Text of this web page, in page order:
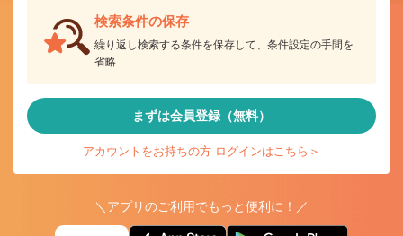
検索条件の保存
繰り返し検索する条件を保存して、条件設定の手間を
省略
まずは会員登録（無料）
アカウントをお持ちの方 ログインはこちら＞
＼アプリのご利用でもっと便利に！／